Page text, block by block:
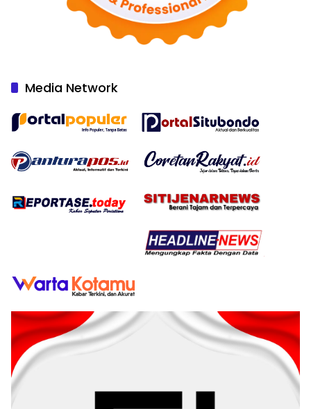
Media Network